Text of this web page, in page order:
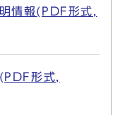
情報(PDF形式,
形式,